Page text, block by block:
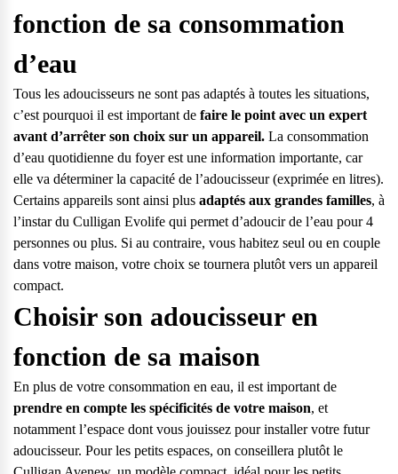
fonction de sa consommation
d’eau
Tous les adoucisseurs ne sont pas adaptés à toutes les situations,
c’est pourquoi il est important de faire le point avec un expert
avant d’arrêter son choix sur un appareil. La consommation
d’eau quotidienne du foyer est une information importante, car
elle va déterminer la capacité de l’adoucisseur (exprimée en litres).
Certains appareils sont ainsi plus adaptés aux grandes familles, à
l’instar du Culligan Evolife qui permet d’adoucir de l’eau pour 4
personnes ou plus. Si au contraire, vous habitez seul ou en couple
dans votre maison, votre choix se tournera plutôt vers un appareil
compact.
Choisir son adoucisseur en
fonction de sa maison
En plus de votre consommation en eau, il est important de
prendre en compte les spécificités de votre maison, et
notamment l’espace dont vous jouissez pour installer votre futur
adoucisseur. Pour les petits espaces, on conseillera plutôt le